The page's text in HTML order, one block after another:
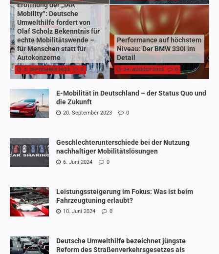
Eröffnung der „IAA
Mobility“: Deutsche
Umwelthilfe fordert von
Olaf Scholz Bekenntnis für
echte Mobilitätswende –
für Menschen statt für
Autokonzerne
5. SEPTEMBER 2023 0
Performance auf höchstem
Niveau: Der BMW 330i im
Detail
24. AUGUST 2023 0
E-Mobilität in Deutschland – der Status Quo und
die Zukunft
20. September 2023 0
Geschlechterunterschiede bei der Nutzung
nachhaltiger Mobilitätslösungen
6. Juni 2024 0
Leistungssteigerung im Fokus: Was ist beim
Fahrzeugtuning erlaubt?
10. Juni 2024 0
Deutsche Umwelthilfe bezeichnet jüngste
Reform des Straßenverkehrsgesetzes als